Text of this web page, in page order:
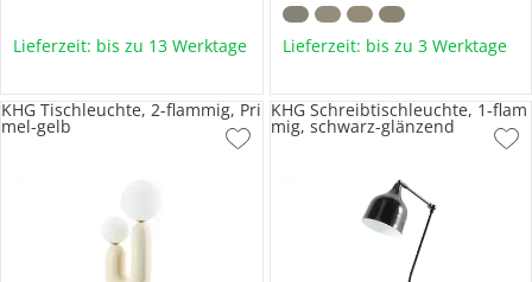
Lieferzeit: bis zu 13 Werktage Lieferzeit: bis zu 3 Werktage
KHG Tischleuchte, 2-flammig, Pri
mel-gelb
KHG Schreibtischleuchte, 1-flam
mig, schwarz-glänzend